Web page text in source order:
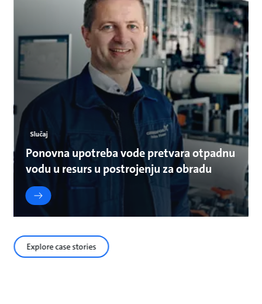
Slučaj
Ponovna upotreba vode pretvara otpadnu
vodu u resurs u postrojenju za obradu
Explore case stories